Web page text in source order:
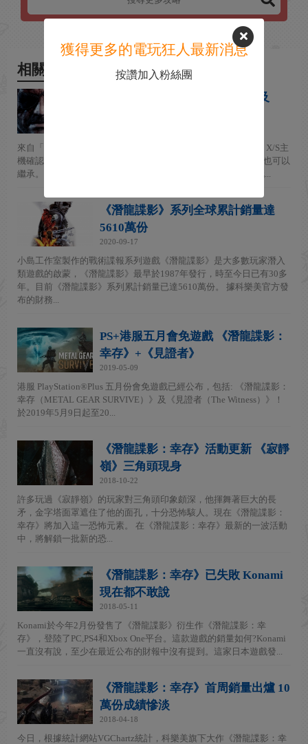
相關新聞
次世代主機兼容《潛龍諜影5》及
來自「潛龍諜影」官方推特發布的最新消息，PS5、Xbox Series X/S主
機確認兼容《潛龍諜影5》及《潛龍諜影：幸存》，遊戲的存檔也可以
繼承。 「潛龍諜影」官方推特表示：“想告訴那些一直詢問的玩...
《潛龍諜影》系列全球累計銷量達
5610萬份
2020-09-17
小島工作室製作的戰術諜報系列遊戲《潛龍諜影》是大多數玩家潛入
類遊戲的啟蒙，《潛龍諜影》最早於1987年發行，時至今日已有30多
年。目前《潛龍諜影》系列累計銷量已達5610萬份。 據科樂美官方發
布的財務...
PS+港服五月會免遊戲 《潛龍諜影：
幸存》+《見證者》
2019-05-09
港服 PlayStation®Plus 五月份會免遊戲已經公布，包括: 《潛龍諜影：
幸存（METAL GEAR SURVIVE）》及《見證者（The Witness）》！
於2019年5月9日起至20...
《潛龍諜影：幸存》活動更新 《寂靜
嶺》三角頭現身
2018-10-22
許多玩過《寂靜嶺》的玩家對三角頭印象頗深，他揮舞著巨大的長
矛，金字塔面罩遮住了他的面孔，十分恐怖駭人。現在《潛龍諜影：
幸存》將加入這一恐怖元素。 在《潛龍諜影：幸存》最新的一波活動
中，將解鎖一批新的恐...
《潛龍諜影：幸存》已失敗 Konami
現在都不敢說
2018-05-11
Konami於今年2月份發售了《潛龍諜影》衍生作《潛龍諜影：幸
存》，登陸了PC,PS4和Xbox One平台。這款遊戲的銷量如何?Konami
一直沒有說，至少在最近公布的財報中沒有提到。這家日本遊戲發...
《潛龍諜影：幸存》首周銷量出爐 10
萬份成績慘淡
2018-04-18
今日，根據統計網站VGChartz統計，科樂美旗下大作《潛龍諜影：幸
獲得更多的電玩狂人最新消息
按讚加入粉絲團